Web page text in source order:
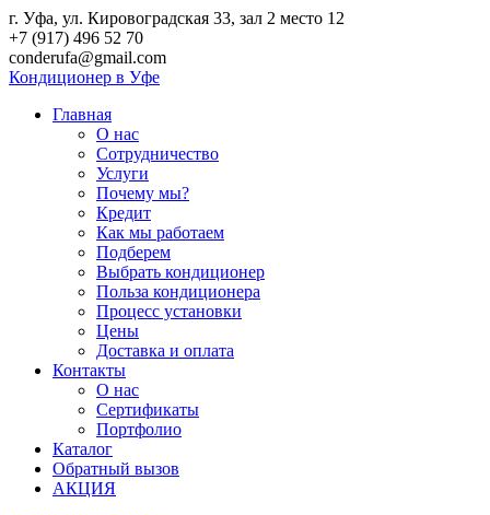
г. Уфа, ул. Кировоградская 33, зал 2 место 12
+7 (917) 496 52 70
conderufa@gmail.com
Кондиционер в Уфе
Главная
О нас
Сотрудничество
Услуги
Почему мы?
Кредит
Как мы работаем
Подберем
Выбрать кондиционер
Польза кондиционера
Процесс установки
Цены
Доставка и оплата
Контакты
О нас
Сертификаты
Портфолио
Каталог
Обратный вызов
АКЦИЯ